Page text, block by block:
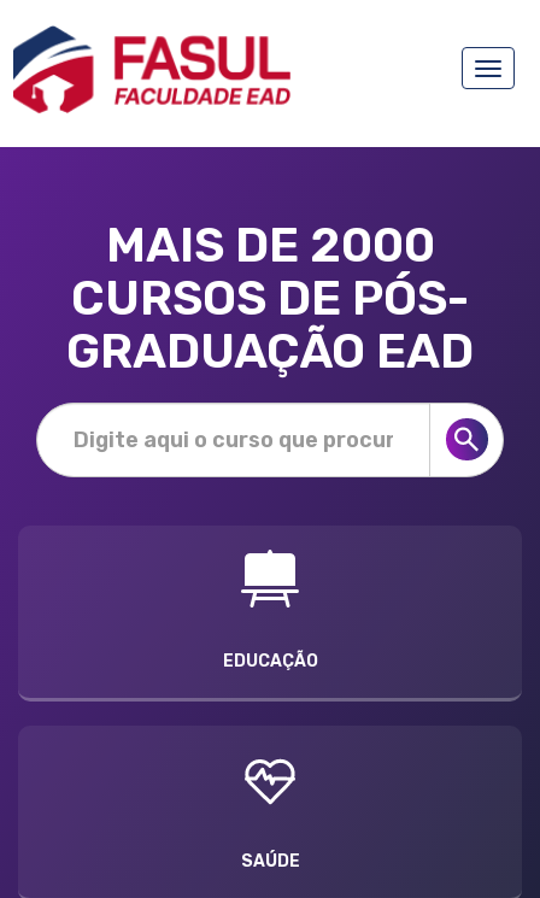
Toggle
MAIS DE 2000
CURSOS DE PÓS-
GRADUAÇÃO EAD
EDUCAÇÃO
SAÚDE